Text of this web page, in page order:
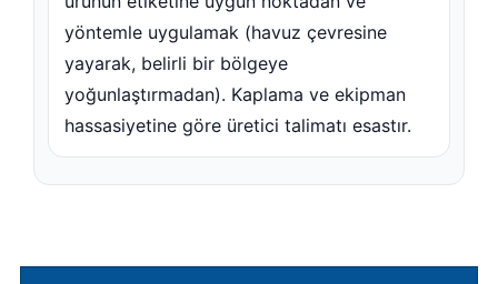
yöntemle uygulamak (havuz çevresine
yayarak, belirli bir bölgeye
yoğunlaştırmadan). Kaplama ve ekipman
hassasiyetine göre üretici talimatı esastır.